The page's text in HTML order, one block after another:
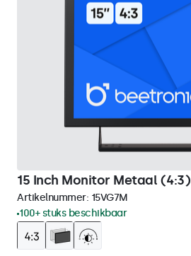
15 Inch Monitor Metaal (4:3)
Artikelnummer: 15VG7M
100+ stuks beschikbaar